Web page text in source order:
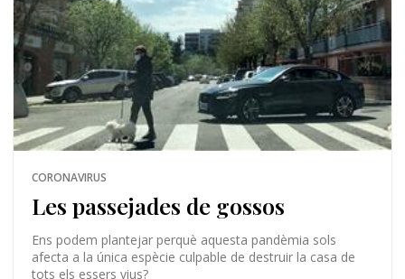
CORONAVIRUS
Les passejades de gossos
Ens podem plantejar perquè aquesta pandèmia sols
afecta a la única espècie culpable de destruir la casa de
tots els essers vius?